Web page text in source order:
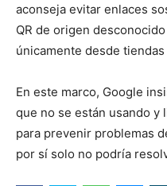
aconseja evitar enlaces
QR de origen
únicamente desde
En este marco, Google
que no se están usando y
para prevenir problemas
por sí solo no podría